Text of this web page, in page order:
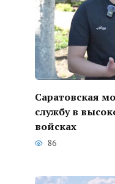
Саратовская
службу в
войсках
86